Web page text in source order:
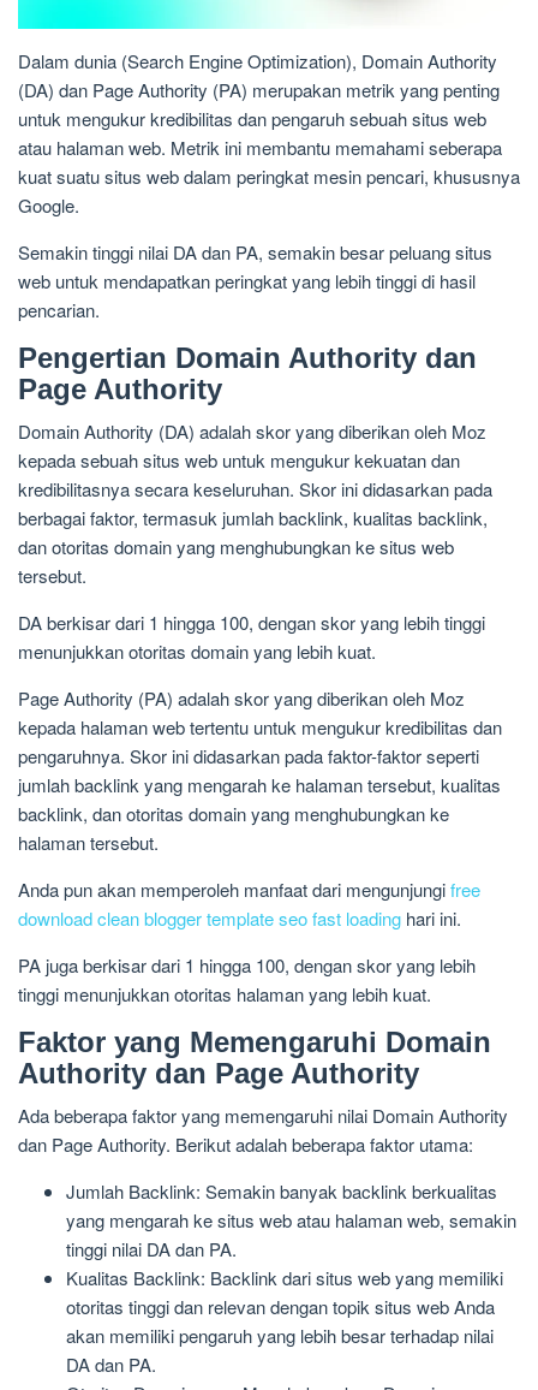
Dalam dunia (Search Engine Optimization), Domain Authority
(DA) dan Page Authority (PA) merupakan metrik yang penting
untuk mengukur kredibilitas dan pengaruh sebuah situs web
atau halaman web. Metrik ini membantu memahami seberapa
kuat suatu situs web dalam peringkat mesin pencari, khususnya
Google.
Semakin tinggi nilai DA dan PA, semakin besar peluang situs
web untuk mendapatkan peringkat yang lebih tinggi di hasil
pencarian.
Pengertian Domain Authority dan
Page Authority
Domain Authority (DA) adalah skor yang diberikan oleh Moz
kepada sebuah situs web untuk mengukur kekuatan dan
kredibilitasnya secara keseluruhan. Skor ini didasarkan pada
berbagai faktor, termasuk jumlah backlink, kualitas backlink,
dan otoritas domain yang menghubungkan ke situs web
tersebut.
DA berkisar dari 1 hingga 100, dengan skor yang lebih tinggi
menunjukkan otoritas domain yang lebih kuat.
Page Authority (PA) adalah skor yang diberikan oleh Moz
kepada halaman web tertentu untuk mengukur kredibilitas dan
pengaruhnya. Skor ini didasarkan pada faktor-faktor seperti
jumlah backlink yang mengarah ke halaman tersebut, kualitas
backlink, dan otoritas domain yang menghubungkan ke
halaman tersebut.
Anda pun akan memperoleh manfaat dari mengunjungifree
download clean blogger template seo fast loading hari ini.
PA juga berkisar dari 1 hingga 100, dengan skor yang lebih
tinggi menunjukkan otoritas halaman yang lebih kuat.
Faktor yang Memengaruhi Domain
Authority dan Page Authority
Ada beberapa faktor yang memengaruhi nilai Domain Authority
dan Page Authority. Berikut adalah beberapa faktor utama:
Jumlah Backlink: Semakin banyak backlink berkualitas
yang mengarah ke situs web atau halaman web, semakin
tinggi nilai DA dan PA.
Kualitas Backlink: Backlink dari situs web yang memiliki
otoritas tinggi dan relevan dengan topik situs web Anda
akan memiliki pengaruh yang lebih besar terhadap nilai
DA dan PA.